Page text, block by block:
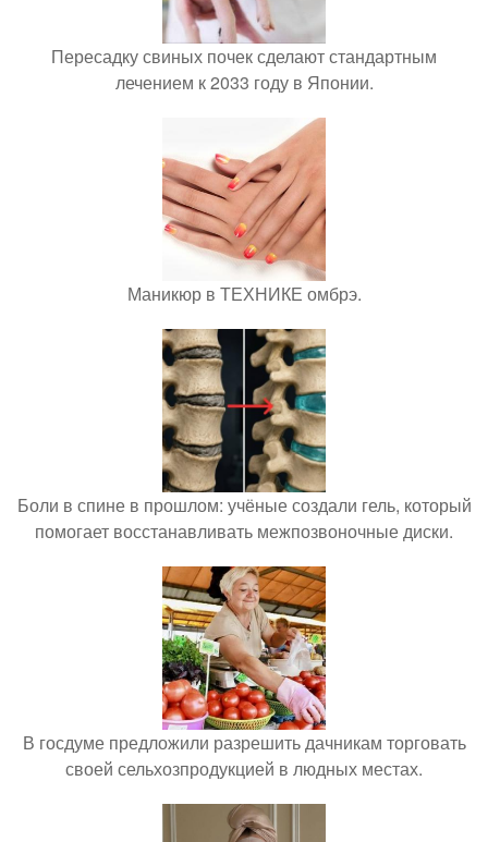
Пересадку свиных почек сделают стандартным
лечением к 2033 году в Японии.
Маникюр в ТЕХНИКЕ омбрэ.
Боли в спине в прошлом: учёные создали гель, который
помогает восстанавливать межпозвоночные диски.
В госдуме предложили разрешить дачникам торговать
своей сельхозпродукцией в людных местах.